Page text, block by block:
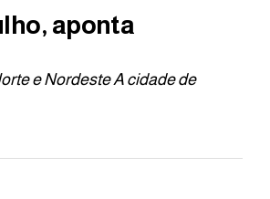
aponta
e Nordeste A cidade de